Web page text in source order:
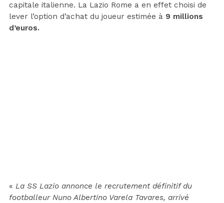
capitale italienne. La Lazio Rome a en effet choisi de
lever l’option d’achat du joueur estimée à 9 millions
d’euros.
« La SS Lazio annonce le recrutement définitif du
footballeur Nuno Albertino Varela Tavares, arrivé